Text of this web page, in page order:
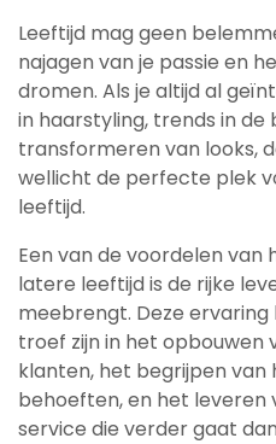
Leeftijd mag geen
najagen van je passie en
dromen. Als je altijd al
in haarstyling, trends in
transformeren van looks,
wellicht de perfecte plek
leeftijd.
Een van de voordelen
latere leeftijd is de rijke
meebrengt. Deze
troef zijn in het opbouwen
klanten, het begrijpen van
behoeften, en het leveren
service die verder gaat